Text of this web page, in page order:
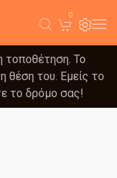
0
τοποθέτηση. Το
θέση του. Εμείς το
το δρόμο σας!